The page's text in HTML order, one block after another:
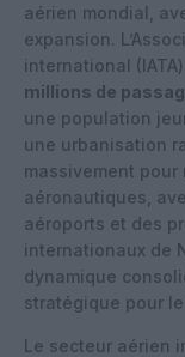
aérien mondial,
expansion.
international
millions de
une population
une urbanisation
massivement
aéronautiques,
aéroports et des
internationaux de
dynamique
stratégique pour
Le secteur aérien